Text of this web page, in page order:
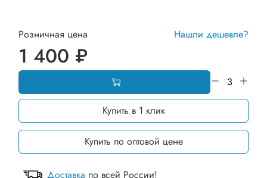
Розничная цена Нашли дешевле?
1 400 ₽
Купить в 1 клик
Купить по оптовой цене
Доставка по всей России!